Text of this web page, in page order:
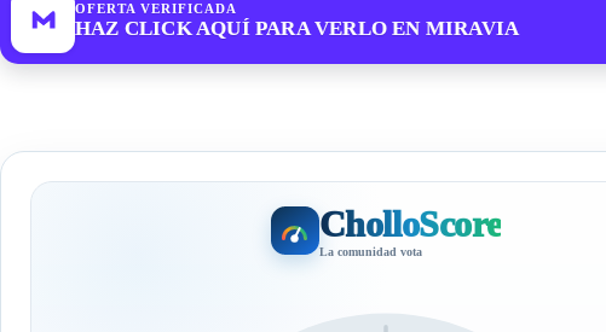
OFERTA VERIFICADA
HAZ CLICK AQUÍ PARA VERLO EN MIRAVIA
CholloScore
La comunidad vota